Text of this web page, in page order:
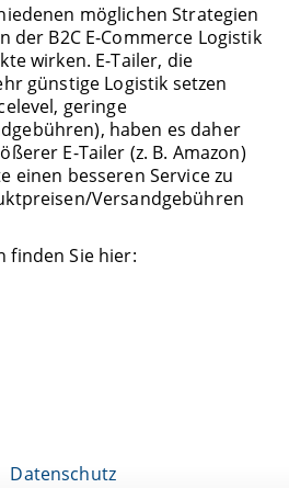
möglichen Strategien
der B2C E-Commerce Logistik
wirken. E-Tailer, die
günstige Logistik setzen
geringe
haben es daher
E-Tailer (z. B. Amazon)
einen besseren Service zu
Versandgebühren
finden Sie hier:
Datenschutz